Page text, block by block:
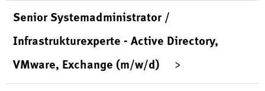
Senior Systemadministrator /
Infrastrukturexperte - Active Directory,
VMware, Exchange (m/w/d)